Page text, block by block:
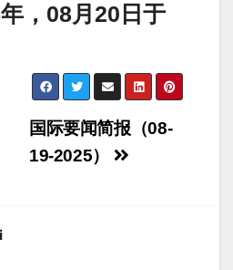
，08月20日于
国际要闻简报（08-
19-2025）